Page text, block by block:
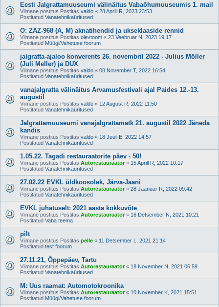
Eesti Jalgrattamuuseumi välinäitus Vabaõhumuuseumis 1. mail
Viimane postitus Postitas valdo « 28 Aprill R, 2023 23:53
Postitatud Vanatehnikaüritused
O: ZAZ-968 (A, M) aknatihendid ja ukseklaaside rennid
Viimane postitus Postitas olevtoom « 23 Veebruar N, 2023 19:17
Postitatud Müügi/Vahetuse foorum
jalgratta-ajaloo konverents 26. novembril 2022 - Julius Möller
(Juli Meller) ja DUX
Viimane postitus Postitas valdo « 08 November T, 2022 16:54
Postitatud Vanatehnikaüritused
vanajalgratta välinäitus Arvamusfestivali ajal Paides 12.-13.
augustil
Viimane postitus Postitas valdo « 12 August R, 2022 11:50
Postitatud Vanatehnikaüritused
Jalgrattamuuseumi vanajalgrattamatk 21. augustil 2022 Jäneda
kandis
Viimane postitus Postitas valdo « 18 Juuli E, 2022 14:57
Postitatud Vanatehnikaüritused
1.05.22. Tagadi restauraatorite päev - 50!
Viimane postitus Postitas Autorestauraator« 15 Aprill R, 2022 10:17
Postitatud Vanatehnikaüritused
27.02.22 EVKL üldkoosolek, Järva-Jaani
Viimane postitus Postitas Autorestauraator« 28 Jaanuar R, 2022 09:42
Postitatud Vanatehnikaüritused
EVKL juhatuselt: 2021 aasta kokkuvõte
Viimane postitus Postitas Autorestauraator« 16 Detsember N, 2021 10:21
Postitatud Vaba teema
pilt
Viimane postitus Postitas pelle « 11 Detsember L, 2021 21:14
Postitatud test foorum
27.11.21, Õppepäev, Tartu
Viimane postitus Postitas Autorestauraator« 18 November N, 2021 06:59
Postitatud Vanatehnikaüritused
M: Uus raamat: Automotokroonika
Viimane postitus Postitas Autorestauraator« 10 November K, 2021 15:51
Postitatud Müügi/Vahetuse foorum